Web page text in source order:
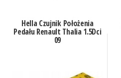
Hella Czujnik Położenia
Pedału Renault Thalia 1.5Dci
09